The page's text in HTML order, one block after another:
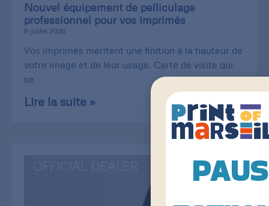
Nouvel équipement de pelliculage
professionnel pour vos imprimés
8 juillet 2026
Vos imprimés méritent une finition à la hauteur de
votre image et de leur usage. Carte de visite qui
se
Lire la suite »